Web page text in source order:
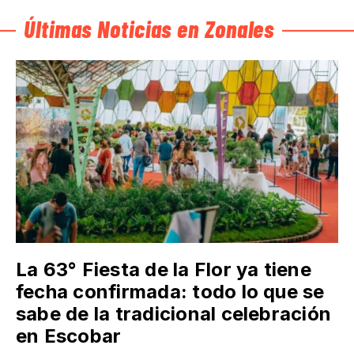
Últimas Noticias en Zonales
La 63° Fiesta de la Flor ya tiene
fecha confirmada: todo lo que se
sabe de la tradicional celebración
en Escobar